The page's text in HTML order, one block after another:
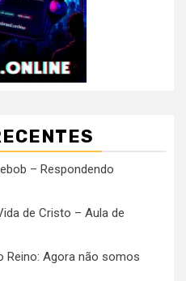
– Respondendo
de Cristo – Aula de
Reino: Agora não somos